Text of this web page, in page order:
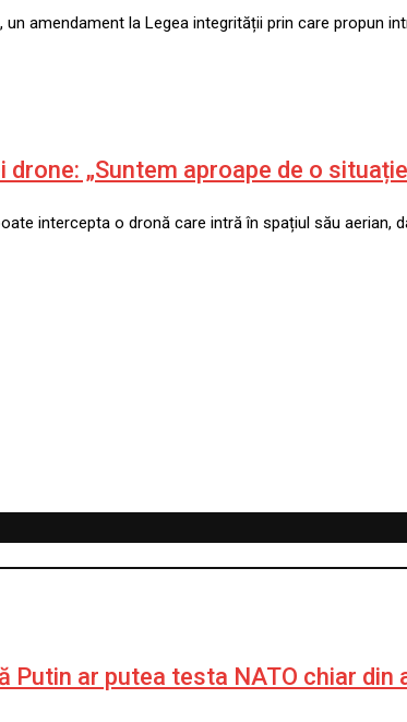
un amendament la Legea integrității prin care propun
„Suntem aproape de o
intercepta o dronă care intră în spațiul său aerian,
Putin ar putea testa NATO chiar